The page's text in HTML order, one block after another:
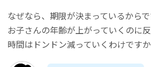
なぜなら、期限が決まっているからで
お子さんの年齢が上がっていくのに
時間はドンドン減っていくわけですか